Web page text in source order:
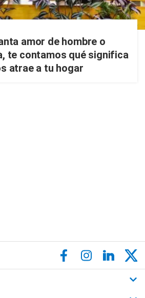
amor de hombre o
te contamos qué significa
atrae a tu hogar